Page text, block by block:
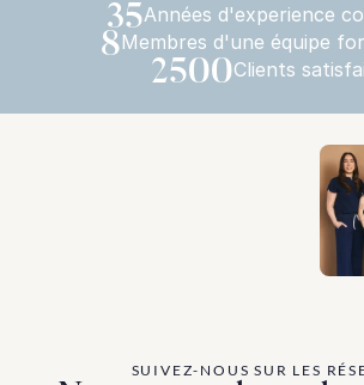
35Années d'experience
8Membres d'une équipe
2500Clients
SUIVEZ-NOUS SUR LES